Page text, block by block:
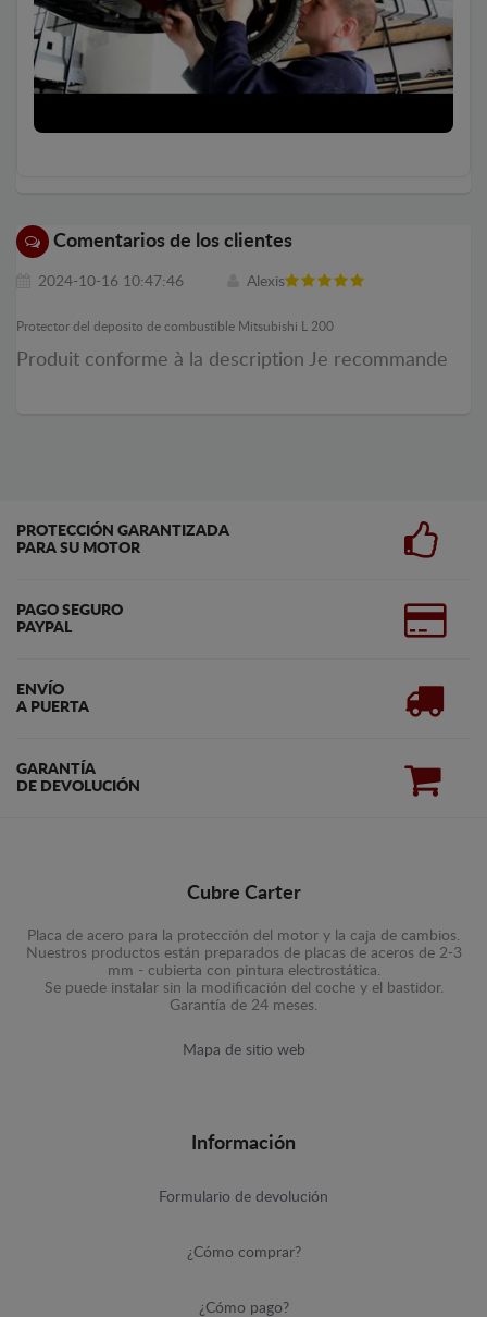
Comentarios de los clientes
2024-10-16 10:47:46 Alexis
Protector del deposito de combustible Mitsubishi L 200
Produit conforme à la description Je recommande
PROTECCIÓN GARANTIZADA
PARA SU MOTOR
PAGO SEGURO
PAYPAL
ENVÍO
A PUERTA
GARANTÍA
DE DEVOLUCIÓN
Cubre Carter
Placa de acero para la protección del motor y la caja de cambios.
Nuestros productos están preparados de placas de aceros de 2-3
mm - cubierta con pintura electrostática.
Se puede instalar sin la modificación del coche y el bastidor.
Garantía de 24 meses.
Mapa de sitio web
Información
Formulario de devolución
¿Cómo comprar?
¿Cómo pago?